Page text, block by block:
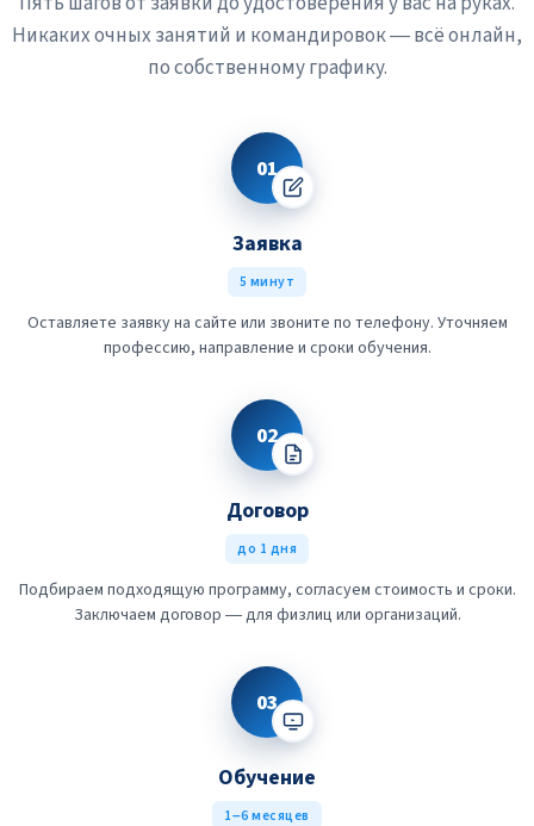
Никаких очных занятий и командировок — всё онлайн,
по собственному графику.
01
Заявка
5 минут
Оставляете заявку на сайте или звоните по телефону. Уточняем
профессию, направление и сроки обучения.
02
Договор
до 1 дня
Подбираем подходящую программу, согласуем стоимость и сроки.
Заключаем договор — для физлиц или организаций.
03
Обучение
1–6 месяцев